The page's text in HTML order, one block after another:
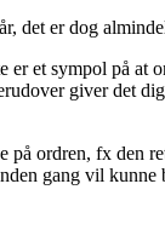
det er dog
et sympol på at
giver det
på ordren, fx den
gang vil